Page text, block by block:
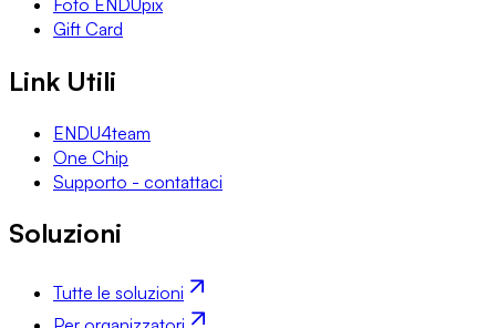
Gift Card
Link Utili
ENDU4team
One Chip
Supporto - contattaci
Soluzioni
Tutte le soluzioni